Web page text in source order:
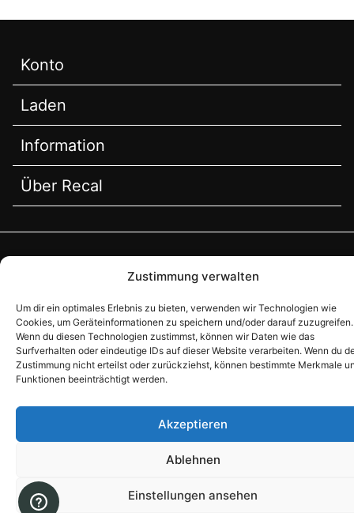
Zustimmung verwalten
Um dir ein optimales Erlebnis zu bieten, verwenden wir Technologien wie
Cookies, um Geräteinformationen zu speichern und/oder darauf zuzugreifen.
Wenn du diesen Technologien zustimmst, können wir Daten wie das
Surfverhalten oder eindeutige IDs auf dieser Website verarbeiten. Wenn du
Zustimmung nicht erteilst oder zurückziehst, können bestimmte Merkmale
Funktionen beeinträchtigt werden.
Akzeptieren
Ablehnen
Einstellungen ansehen
Konto
Laden
Information
Über Recal
2026. All Rights Reserved.